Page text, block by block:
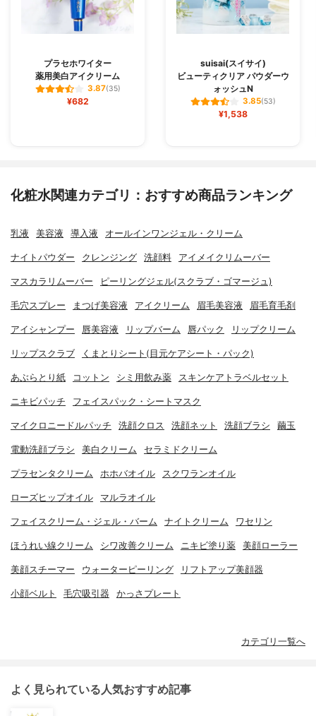
プラセホワイター
薬用美白アイクリーム
3.87(35)
¥682
suisai(スイサイ)
ビューティクリア パウダーウ
ォッシュN
3.85(53)
¥1,538
化粧水関連カテゴリ：おすすめ商品ランキング
乳液 美容液 導入液 オールインワンジェル・クリーム
ナイトパウダー クレンジング 洗顔料 アイメイクリムーバー
マスカラリムーバー ピーリングジェル(スクラブ・ゴマージュ)
毛穴スプレー まつげ美容液 アイクリーム 眉毛美容液 眉毛育毛剤
アイシャンプー 唇美容液 リップバーム 唇パック リップクリーム
リップスクラブ くまとりシート(目元ケアシート・パック)
あぶらとり紙 コットン シミ用飲み薬 スキンケアトラベルセット
ニキビパッチ フェイスパック・シートマスク
マイクロニードルパッチ 洗顔クロス 洗顔ネット 洗顔ブラシ 繭玉
電動洗顔ブラシ 美白クリーム セラミドクリーム
プラセンタクリーム ホホバオイル スクワランオイル
ローズヒップオイル マルラオイル
フェイスクリーム・ジェル・バーム ナイトクリーム ワセリン
ほうれい線クリーム シワ改善クリーム ニキビ塗り薬 美顔ローラー
美顔スチーマー ウォーターピーリング リフトアップ美顔器
小顔ベルト 毛穴吸引器 かっさプレート
カテゴリ一覧へ
よく見られている人気おすすめ記事